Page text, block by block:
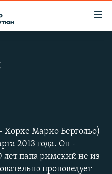
Марио Бергольо)
2013 года. Он -
лет папа римский не из
проповедует